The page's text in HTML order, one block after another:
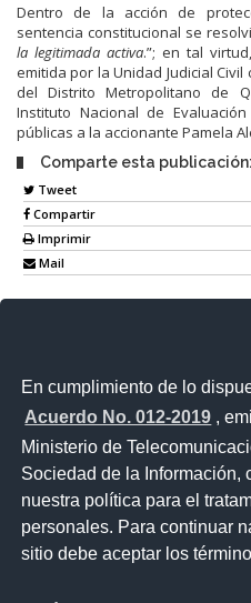
En cumplimiento de lo
Acuerdo No. 012-2019 ,
Ministerio de
Sociedad de la Información,
nuestra política para el
personales. Para continuar
sitio debe aceptar los
Dentro de la acción de
sentencia constitucional se
la legitimada activa.”; en tal
emitida por la Unidad Judicial
del Distrito Metropolitano de
Instituto Nacional de
públicas a la accionante Pamela
Comparte esta publicación:
Tweet
Compartir
Imprimir
Mail